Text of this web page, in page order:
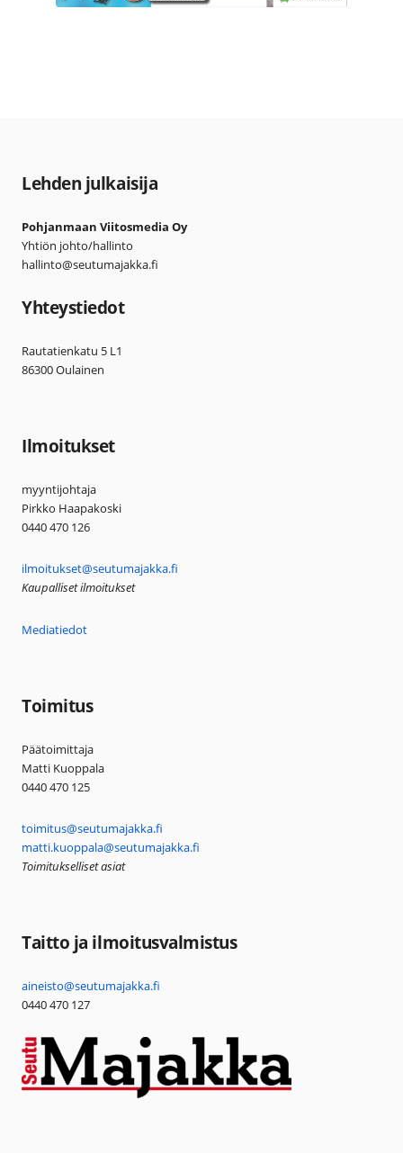
Lehden julkaisija
Pohjanmaan Viitosmedia Oy
Yhtiön johto/hallinto
hallinto@seutumajakka.fi
Yhteystiedot
Rautatienkatu 5 L1
86300 Oulainen
Ilmoitukset
myyntijohtaja
Pirkko Haapakoski
0440 470 126
ilmoitukset@seutumajakka.fi
Kaupalliset ilmoitukset
Mediatiedot
Toimitus
Päätoimittaja
Matti Kuoppala
0440 470 125
toimitus@seutumajakka.fi
matti.kuoppala@seutumajakka.fi
Toimitukselliset asiat
Taitto ja ilmoitusvalmistus
aineisto@seutumajakka.fi
0440 470 127